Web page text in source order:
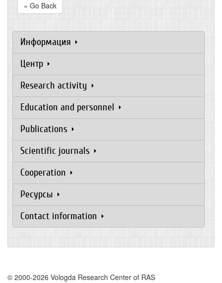
« Go Back
Информация
Центр
Research activity
Education and personnel
Publications
Scientific journals
Cooperation
Ресурсы
Contact information
© 2000-2026 Vologda Research Center of RAS